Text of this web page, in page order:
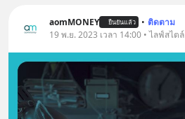
aomMONEY ยืนยันแล้ว • ติดตาม
19 พ.ย. 2023 เวลา 14:00 • ไลฟ์สไตล์